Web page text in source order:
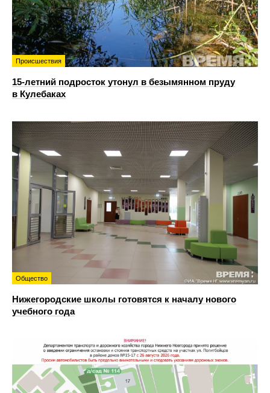
Происшествия
15-летний подросток утонул в безымянном пруду
в Кулебаках
Общество
Нижегородские школы готовятся к началу нового
учебного года